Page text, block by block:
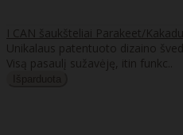
I CAN šaukšteliai Parakeet/
Unikalaus patentuoto dizaino
Visą pasaulį sužavėję, itin funkc..